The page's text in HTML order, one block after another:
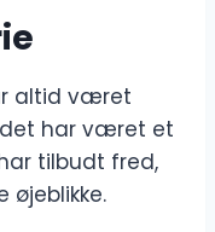
altid været
har været et
tilbudt fred,